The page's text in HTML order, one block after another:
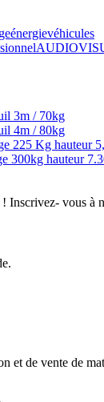
énergievéhicules
3m / 70kg
4m / 80kg
225 Kg hauteur
300kg hauteur
Inscrivez- vous à
et de vente de